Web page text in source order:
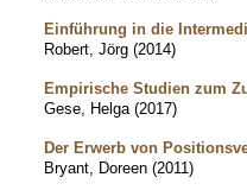
Einführung in die
Robert, Jörg (2014)
Empirische Studien zum
Gese, Helga (2017)
Der Erwerb von
Bryant, Doreen (2011)